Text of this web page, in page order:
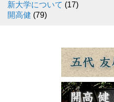
新大学について (17)
開高健 (79)